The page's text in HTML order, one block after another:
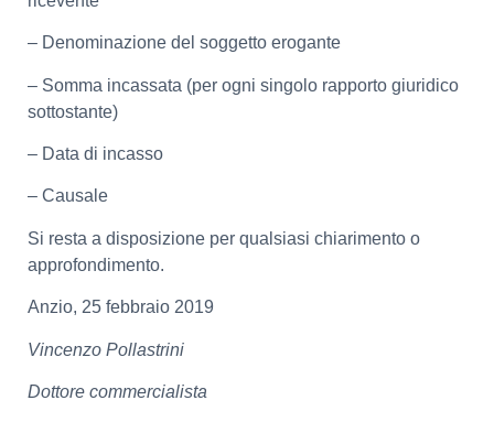
– Denominazione del soggetto erogante
– Somma incassata (per ogni singolo rapporto giuridico
sottostante)
– Data di incasso
– Causale
Si resta a disposizione per qualsiasi chiarimento o
approfondimento.
Anzio, 25 febbraio 2019
Vincenzo Pollastrini
Dottore commercialista